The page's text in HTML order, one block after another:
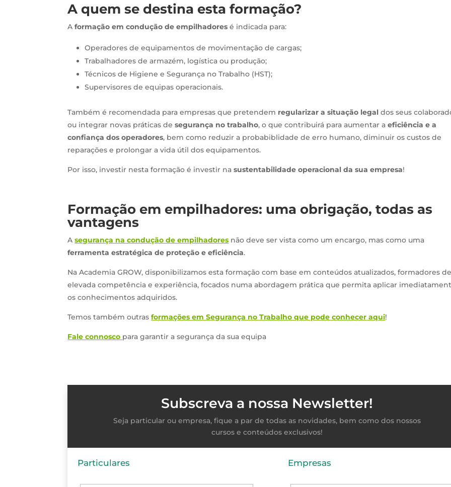
A quem se destina esta formação?
Aformação em condução de empilhadores é indicada para:
Operadores de equipamentos de movimentação de cargas;
Trabalhadores de armazém, logística ou produção;
Técnicos de Higiene e Segurança no Trabalho (HST);
Supervisores de equipas operacionais.
Também é recomendada para empresas que pretendem regularizar a situação legal dos seus
ou integrar novas práticas desegurança no trabalho, o que contribuirá para aumentar aeficiência e a
confiança dos operadores, bem como reduzir a probabiblidade de erro humano, diminuir os custos de
reparações e prolongar a vida útil dos equipamentos.
Por isso, investir nesta formação é investir nasustentabilidade operacional da sua empresa!
Formação em empilhadores: uma obrigação, todas as
vantagens
Asegurança na condução de empilhadores não deve ser vista como um encargo, mas como uma
ferramenta estratégica de proteção e eficiência.
Na Academia GROW, disponibilizamos esta formação com base em conteúdos atualizados, formadores
elevada competência e experiência, focados numa abordagem prática que permita aplicar
os conhecimentos adquiridos.
Temos também outrasformações em Segurança no Trabalho que pode conhecer aqui!
Fale connosco para garantir a segurança da sua equipa
Subscreva a nossa Newsletter!
Seja particular ou empresa, fique a par de todas as novidades, bem como dos nossos
cursos e conteúdos exclusivos!
Particulares Empresas